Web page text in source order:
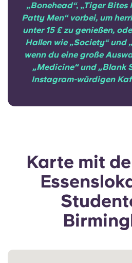
„Bonehead“, „Tiger
Patty Men“ vorbei, um
unter 15 £ zu genießen,
Hallen wie „Society“ und
wenn du eine große
„Medicine“ und „Blank
Instagram-würdigen
Karte mit